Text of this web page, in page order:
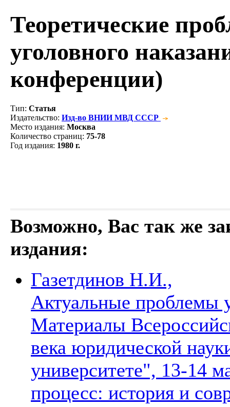
Теоретические
уголовного
конференции)
Тип: Статья
Издательство: Изд-во ВНИИ МВД СССР
Место издания: Москва
Количество страниц: 75-78
Год издания: 1980 г.
Возможно, Вас так же
издания:
Газетдинов Н.И.,
Актуальные проблемы
Материалы
века юридической
университете", 13-14
процесс: история и